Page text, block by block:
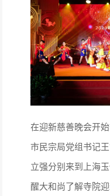
在迎新慈善晚会开
市民宗局党组书记
立强分别来到上海
醒大和尚了解寺院